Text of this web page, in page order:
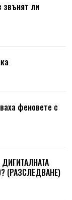
ли
феновете с
(РАЗСЛЕДВАНЕ)